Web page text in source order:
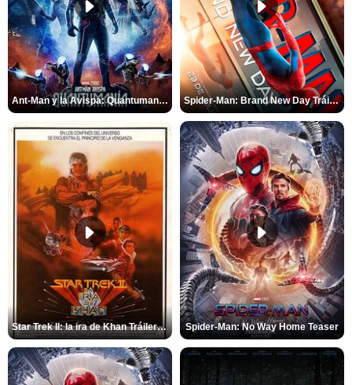
Ant-Man y la Avispa: Quantumanía Tráiler (2) Spider-Man: Brand New Day Tráiler (3)
Star Trek II: la ira de Khan Tráiler VO Spider-Man: No Way Home Teaser